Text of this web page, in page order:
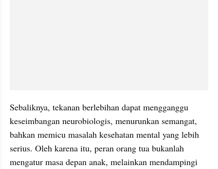
Sebaliknya, tekanan berlebihan dapat mengganggu
keseimbangan neurobiologis, menurunkan semangat,
bahkan memicu masalah kesehatan mental yang lebih
serius. Oleh karena itu, peran orang tua bukanlah
mengatur masa depan anak, melainkan mendampingi